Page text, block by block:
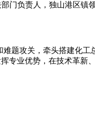
门负责人，独山港区镇
题攻关，牵头搭建化
专业优势，在技术革新